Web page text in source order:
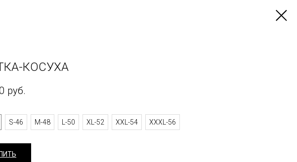
КОСУХА
руб.
S-46 M-48 L-50 XL-52 XXL-54 XXXL-56